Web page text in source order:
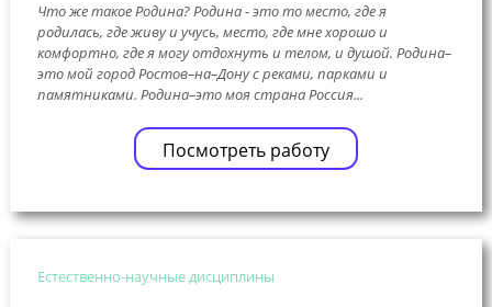
Что же такое Родина? Родина - это то место, где я
родилась, где живу и учусь, место, где мне хорошо и
комфортно, где я могу отдохнуть и телом, и душой. Родина–
это мой город Ростов–на–Дону с реками, парками и
памятниками. Родина–это моя страна Россия...
Посмотреть работу
Естественно-научные дисциплины